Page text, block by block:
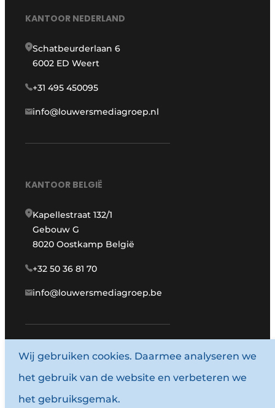
KANTOOR NEDERLAND
Schatbeurderlaan 6
6002 ED Weert
+31 495 450095
info@louwersmediagroep.nl
KANTOOR BELGIË
Kapellestraat 132/1
Gebouw G
8020 Oostkamp België
+32 50 36 81 70
info@louwersmediagroep.be
www.louwersmediagroep.com
© 1987 - 2026 Louwersmediagroep.
Algemene voorwaarden
Wij gebruiken cookies. Daarmee analyseren we
het gebruik van de website en verbeteren we
het gebruiksgemak.